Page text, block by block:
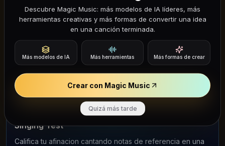
Sube un clip corto para identificar el título, artista y enlaces
Probar Song Finder
HERRAMIENTA VOCAL
Singing Test
Califica tu afinacion cantando notas de referencia en una
Descubre Magic Music: más modelos de IA líderes, más
herramientas creativas y más formas de convertir una idea
en una canción terminada.
Más modelos de IA Más herramientas Más formas de crear
Crear con Magic Music
Quizá más tarde